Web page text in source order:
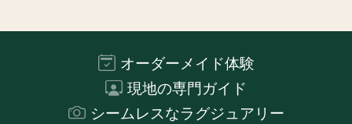
オーダーメイド体験
現地の専門ガイド
シームレスなラグジュアリー